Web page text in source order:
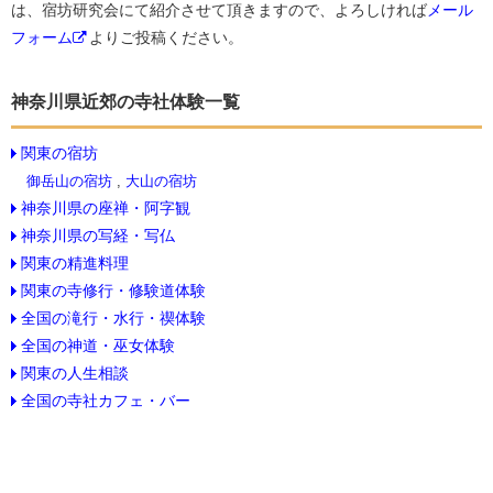
は、宿坊研究会にて紹介させて頂きますので、よろしければ メール
フォーム
よりご投稿ください。
神奈川県近郊の寺社体験一覧
関東の宿坊
御岳山の宿坊 大山の宿坊
神奈川県の座禅・阿字観
神奈川県の写経・写仏
関東の精進料理
関東の寺修行・修験道体験
全国の滝行・水行・禊体験
全国の神道・巫女体験
関東の人生相談
全国の寺社カフェ・バー